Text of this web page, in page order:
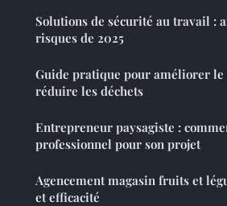
Solutions de sécurité au travail :
risques de 2025
Guide pratique pour améliorer le
réduire les déchets
Entrepreneur paysagiste :
professionnel pour son projet
Agencement magasin fruits et
et efficacité